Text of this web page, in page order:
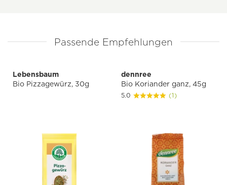
Passende Empfehlungen
Lebensbaum
Bio Pizzagewürz, 30g
dennree
Bio Koriander ganz, 45g
5.0 (1)